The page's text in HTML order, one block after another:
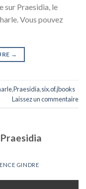
sur Praesidia, le
Vous pouvez
→
,Praesidia,six.of.jbooks
Laissez un commentaire
GINDRE